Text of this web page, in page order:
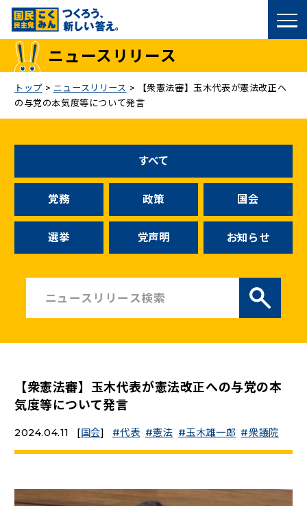
国民民主党トップ
議員
候補者公募
こくみん政治塾
お問い合わせ
ニュースリリース
こくみんうさぎの部屋
Go!Go!こくみんストア（新しいタブで開く）
こくみんオンラインスクール（新しいタブで開く）
ニュースリリース
トップ > ニュースリリース >
【衆憲法審】玉木代表が憲法改正へ
の与党の本気度等について発言
すべて
党務 政策 国会
選挙 党声明 お知らせ
【衆憲法審】玉木代表が憲法改正への与党の本
気度等について発言
2024.04.11 [国会] 代表 憲法 玉木雄一郎 衆議院